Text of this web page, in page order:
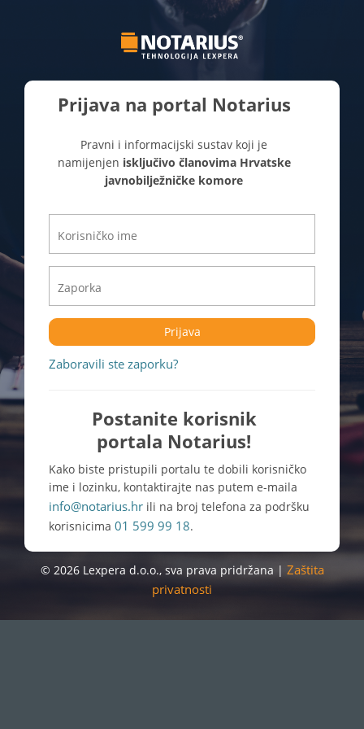
Prijava na portal Notarius
Pravni i informacijski sustav koji je
namijenjen isključivo članovima Hrvatske
javnobilježničke komore
Prijava
Zaboravili ste zaporku?
Postanite korisnik
portala Notarius!
Kako biste pristupili portalu te dobili korisničko
ime i lozinku, kontaktirajte nas putem e-maila
info@notarius.hr ili na broj telefona za podršku
korisnicima 01 599 99 18.
© 2026 Lexpera d.o.o., sva prava pridržana | Zaštita
privatnosti